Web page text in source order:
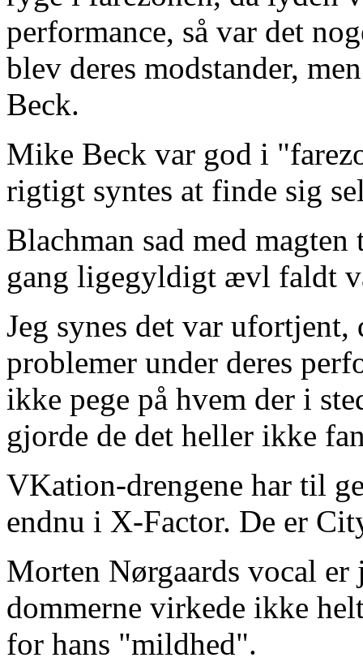
performance, så var det
blev deres modstander,
Beck.
Mike Beck var god i
rigtigt syntes at finde sig
Blachman sad med
gang ligegyldigt ævl faldt
Jeg synes det var ufortjent,
problemer under deres
ikke pege på hvem der i
gjorde de det heller ikke
VKation-drengene har til
endnu i X-Factor. De er
Morten Nørgaards vocal er
dommerne virkede ikke
for hans "mildhed".